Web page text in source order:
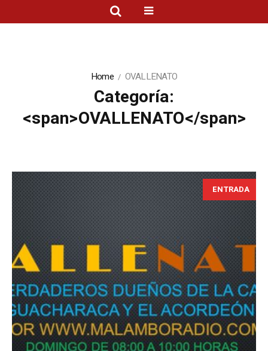
Home OVALLENATO
Categoría:
<span>OVALLENATO</span>
ENTRADA